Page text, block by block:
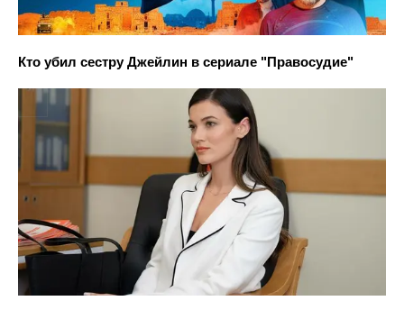
Кто убил сестру Джейлин в сериале "Правосудие"